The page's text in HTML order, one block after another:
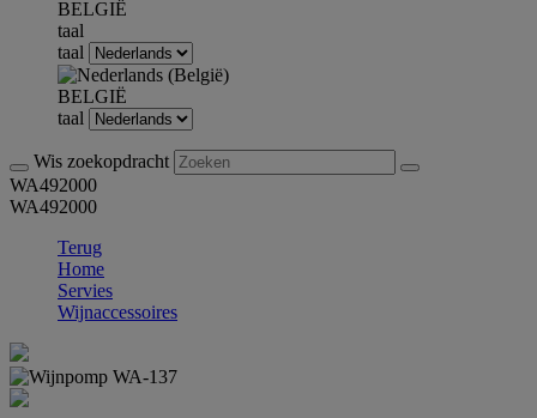
BELGIË
taal
taal
BELGIË
taal
Wis zoekopdracht
WA492000
WA492000
Terug
Home
Servies
Wijnaccessoires